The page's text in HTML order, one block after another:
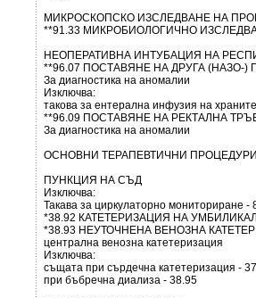
МИКРОСКОПСКО ИЗСЛЕДВАНЕ НА
**91.33 МИКРОБИОЛОГИЧНО
НЕОПЕРАТИВНА ИНТУБАЦИЯ НА
**96.07 ПОСТАВЯНЕ НА ДРУГА (НАЗО-)
За диагностика на аномалии
Изключва:
такова за ентерална инфузия на
**96.09 ПОСТАВЯНЕ НА РЕКТАЛНА
За диагностика на аномалии
ОСНОВНИ ТЕРАПЕВТИЧНИ
ПУНКЦИЯ НА СЪД
Изключва:
Такава за циркулаторно мониториране -
*38.92 КАТЕТЕРИЗАЦИЯ НА
*38.93 НЕУТОЧНЕНА ВЕНОЗНА
централна венозна катетеризация
Изключва:
същата при сърдечна катетеризация -
при бъбречна диализа - 38.95